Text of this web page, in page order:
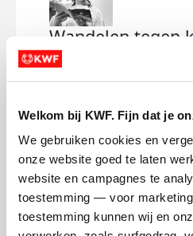
Welkom bij KWF. Fijn dat je
We gebruiken cookies en
onze website goed te laten
website en campagnes te
toestemming — voor
toestemming kunnen wij en
Wandelen tegen
woensdag 11 maart 2026
wandelen tegen
Deel op
Yin's